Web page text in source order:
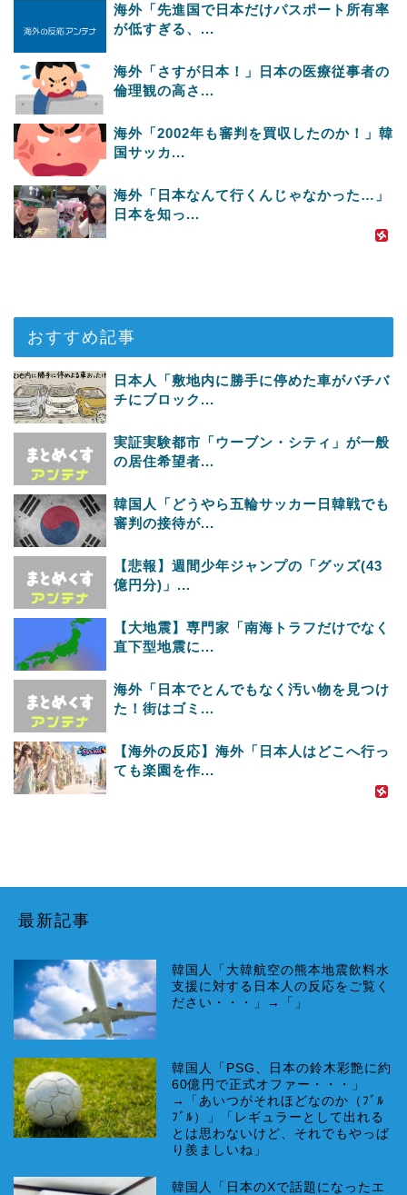
海外「先進国で日本だけパスポート所有率
が低すぎる、...
海外「さすが日本！」日本の医療従事者の
倫理観の高さ...
海外「2002年も審判を買収したのか！」韓
国サッカ...
海外「日本なんて行くんじゃなかった…」
日本を知っ...
おすすめ記事
日本人「敷地内に勝手に停めた車がバチバ
チにブロック...
実証実験都市「ウーブン・シティ」が一般
の居住希望者...
韓国人「どうやら五輪サッカー日韓戦でも
審判の接待が...
【悲報】週間少年ジャンプの「グッズ(43
億円分)」...
【大地震】専門家「南海トラフだけでなく
直下型地震に...
海外「日本でとんでもなく汚い物を見つけ
た！街はゴミ...
【海外の反応】海外「日本人はどこへ行っ
ても楽園を作...
最新記事
韓国人「大韓航空の熊本地震飲料水
支援に対する日本人の反応をご覧く
ださい・・・」→「」
韓国人「PSG、日本の鈴木彩艶に約
60億円で正式オファー・・・」
→「あいつがそれほどなのか（ﾌﾞﾙ
ﾌﾞﾙ）」「レギュラーとして出れる
とは思わないけど、それでもやっぱ
り羨ましいね」
韓国人「日本のXで話題になったエ